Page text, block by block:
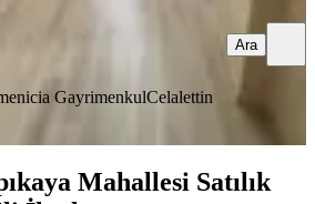
GayrimenkulCelalettin
Ara
Mahallesi Satılık